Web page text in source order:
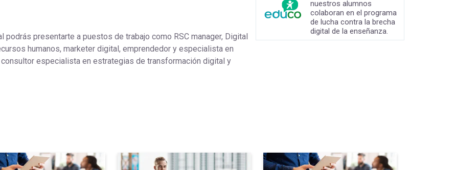
presentarte a puestos de trabajo como RSC manager, Digital
humanos, marketer digital, emprendedor y especialista en
especialista en estrategias de transformación digital y
nuestros alumnos
colaboran en el programa
de lucha contra la brecha
digital de la enseñanza.